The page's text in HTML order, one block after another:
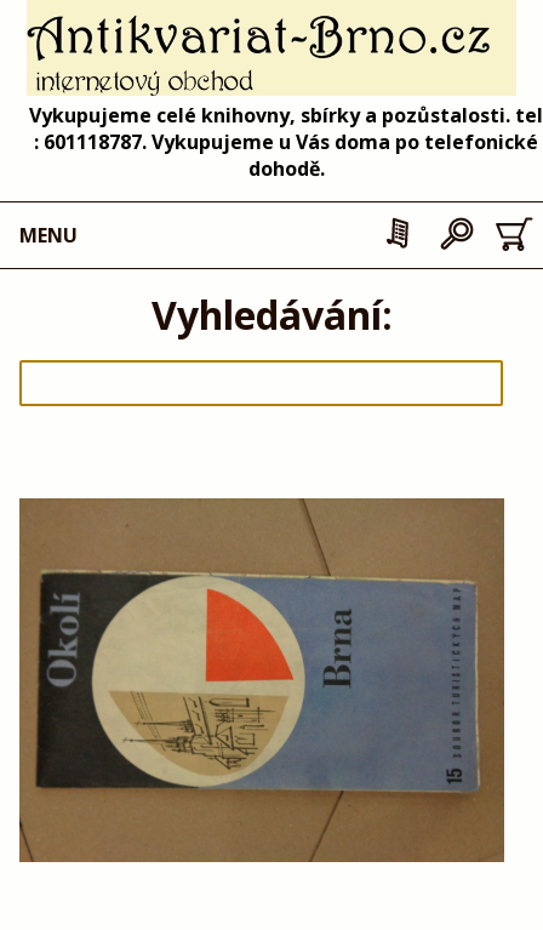
Vykupujeme celé knihovny, sbírky a pozůstalosti. tel
: 601118787. Vykupujeme u Vás doma po telefonické
dohodě.
MENU
Vyhledávání: